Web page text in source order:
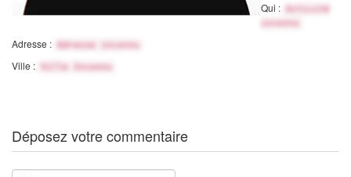
Qui :
Activité
inconnu
Adresse : Adresse inconnu
Ville : Ville Inconnu
Déposez votre commentaire